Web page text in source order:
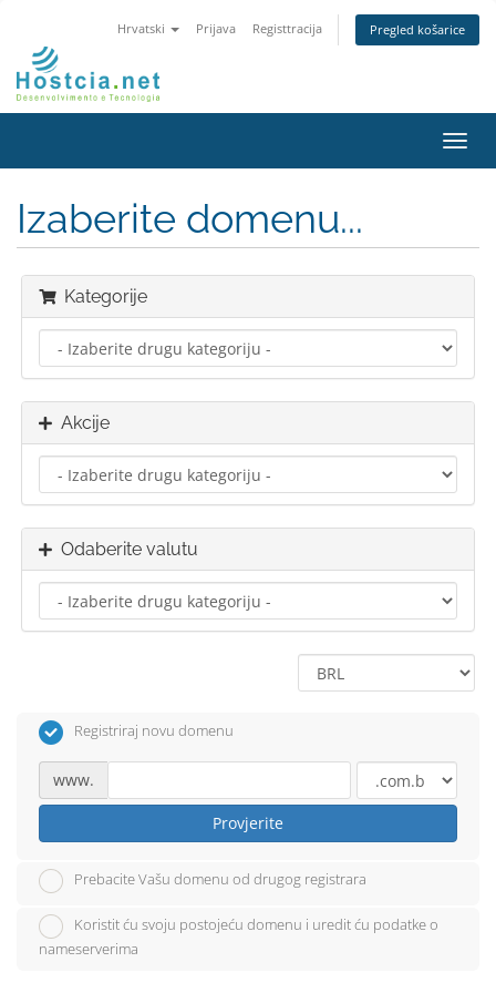
Hrvatski Prijava Registtracija Pregled košarice
Izaberite domenu...
Kategorije
Akcije
Odaberite valutu
Registriraj novu domenu
www.
Provjerite
Prebacite Vašu domenu od drugog registrara
Koristit ću svoju postojeću domenu i uredit ću podatke o
nameserverima